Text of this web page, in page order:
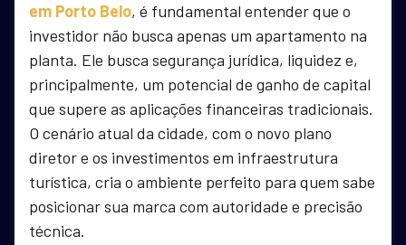
em Porto Belo, é fundamental entender que o
investidor não busca apenas um apartamento na
planta. Ele busca segurança jurídica, liquidez e,
principalmente, um potencial de ganho de capital
que supere as aplicações financeiras tradicionais.
O cenário atual da cidade, com o novo plano
diretor e os investimentos em infraestrutura
turística, cria o ambiente perfeito para quem sabe
posicionar sua marca com autoridade e precisão
técnica.